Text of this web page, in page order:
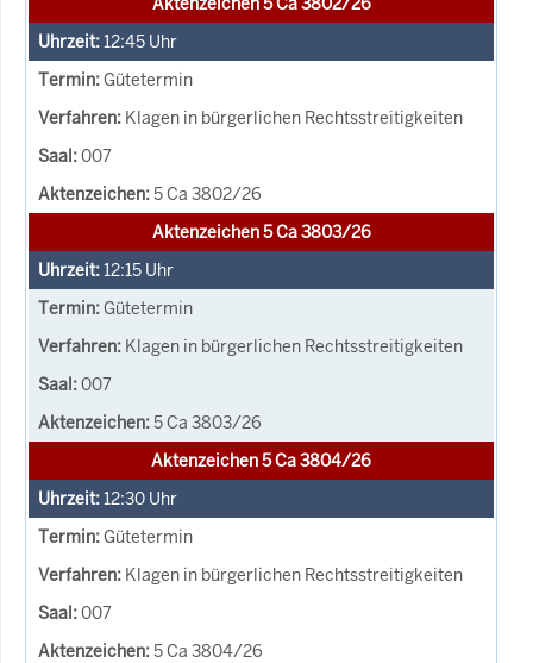
12:45 Uhr
Gütetermin
Klagen in bürgerlichen Rechtsstreitigkeiten
007
5 Ca 3802/26
Aktenzeichen 5 Ca 3803/26
12:15 Uhr
Gütetermin
Klagen in bürgerlichen Rechtsstreitigkeiten
007
5 Ca 3803/26
Aktenzeichen 5 Ca 3804/26
12:30 Uhr
Gütetermin
Klagen in bürgerlichen Rechtsstreitigkeiten
007
5 Ca 3804/26